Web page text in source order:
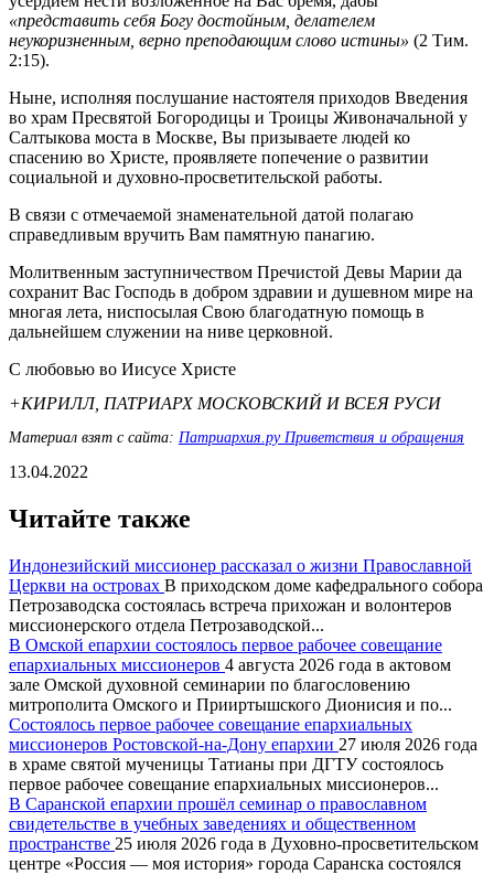
«представить себя Богу достойным, делателем
неукоризненным, верно преподающим слово истины» (2 Тим.
2:15).
Ныне, исполняя послушание настоятеля приходов Введения
во храм Пресвятой Богородицы и Троицы Живоначальной у
Салтыкова моста в Москве, Вы призываете людей ко
спасению во Христе, проявляете попечение о развитии
социальной и духовно-просветительской работы.
В связи с отмечаемой знаменательной датой полагаю
справедливым вручить Вам памятную панагию.
Молитвенным заступничеством Пречистой Девы Марии да
сохранит Вас Господь в добром здравии и душевном мире на
многая лета, ниспосылая Свою благодатную помощь в
дальнейшем служении на ниве церковной.
С любовью во Иисусе Христе
+КИРИЛЛ, ПАТРИАРХ МОСКОВСКИЙ И ВСЕЯ РУСИ
Материал взят с сайта: Патриархия.ру Приветствия и обращения
13.04.2022
Читайте также
Индонезийский миссионер рассказал о жизни Православной
Церкви на островах В приходском доме кафедрального собора
Петрозаводска состоялась встреча прихожан и волонтеров
миссионерского отдела Петрозаводской...
В Омской епархии состоялось первое рабочее совещание
епархиальных миссионеров 4 августа 2026 года в актовом
зале Омской духовной семинарии по благословению
митрополита Омского и Прииртышского Дионисия и по...
Состоялось первое рабочее совещание епархиальных
миссионеров Ростовской-на-Дону епархии 27 июля 2026 года
в храме святой мученицы Татианы при ДГТУ состоялось
первое рабочее совещание епархиальных миссионеров...
В Саранской епархии прошёл семинар о православном
свидетельстве в учебных заведениях и общественном
пространстве 25 июля 2026 года в Духовно-просветительском
центре «Россия — моя история» города Саранска состоялся